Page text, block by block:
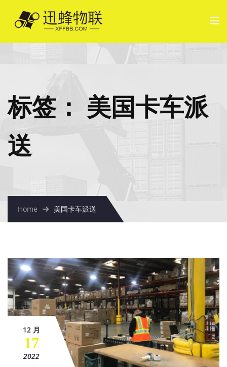
标签： 美国卡车派
送
Home 美国卡车派送
12 月
17
2022